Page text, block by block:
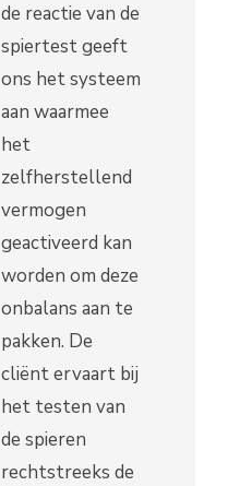
de reactie van de
spiertest geeft
ons het systeem
aan waarmee
het
zelfherstellend
vermogen
geactiveerd kan
worden om deze
onbalans aan te
pakken. De
cliënt ervaart bij
het testen van
de spieren
rechtstreeks de